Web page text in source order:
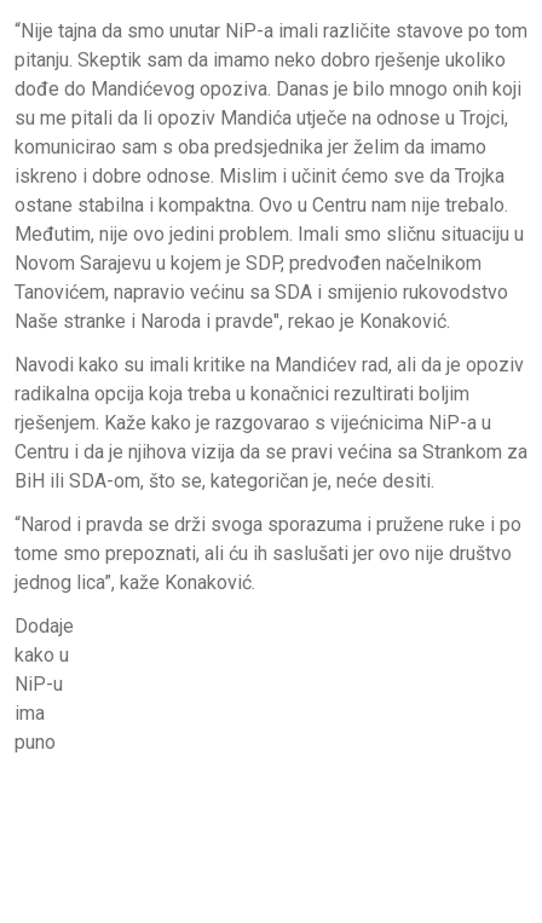
“Nije tajna da smo unutar NiP-a imali različite stavove po tom
pitanju. Skeptik sam da imamo neko dobro rješenje ukoliko
dođe do Mandićevog opoziva. Danas je bilo mnogo onih koji
su me pitali da li opoziv Mandića utječe na odnose u Trojci,
komunicirao sam s oba predsjednika jer želim da imamo
iskreno i dobre odnose. Mislim i učinit ćemo sve da Trojka
ostane stabilna i kompaktna. Ovo u Centru nam nije trebalo.
Međutim, nije ovo jedini problem. Imali smo sličnu situaciju u
Novom Sarajevu u kojem je SDP, predvođen načelnikom
Tanovićem, napravio većinu sa SDA i smijenio rukovodstvo
Naše stranke i Naroda i pravde", rekao je Konaković.
Navodi kako su imali kritike na Mandićev rad, ali da je opoziv
radikalna opcija koja treba u konačnici rezultirati boljim
rješenjem. Kaže kako je razgovarao s vijećnicima NiP-a u
Centru i da je njihova vizija da se pravi većina sa Strankom za
BiH ili SDA-om, što se, kategoričan je, neće desiti.
“Narod i pravda se drži svoga sporazuma i pružene ruke i po
tome smo prepoznati, ali ću ih saslušati jer ovo nije društvo
jednog lica”, kaže Konaković.
Dodaje
kako u
NiP-u
ima
puno